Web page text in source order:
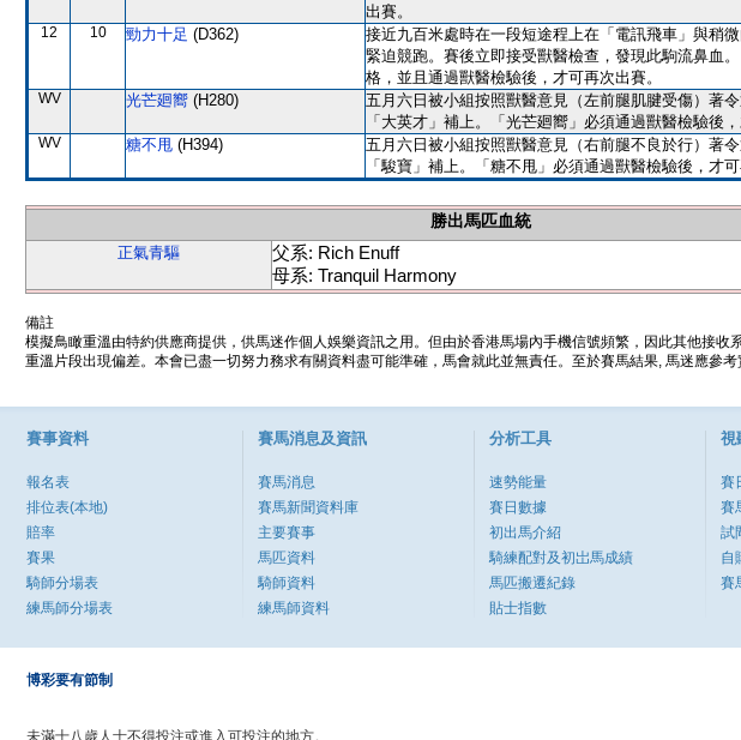
出賽。
12 10 勁力十足 (D362)
接近九百米處時在一段短途程上在「電訊飛車」與稍
緊迫競跑。賽後立即接受獸醫檢查，發現此駒流鼻血
格，並且通過獸醫檢驗後，才可再次出賽。
WV 光芒廻嚮 (H280)
五月六日被小組按照獸醫意見（左前腿肌腱受傷）著
「大英才」補上。「光芒廻嚮」必須通過獸醫檢驗後，
WV 糖不甩 (H394)
五月六日被小組按照獸醫意見（右前腿不良於行）著
「駿寶」補上。「糖不甩」必須通過獸醫檢驗後，才可
勝出馬匹血統
正氣青驅
父系: Rich Enuff
母系: Tranquil Harmony
備註
模擬鳥瞰重溫由特約供應商提供，供馬迷作個人娛樂資訊之用。但由於香港馬場內手機信號頻繁，因此其他接收
重溫片段出現偏差。本會已盡一切努力務求有關資料盡可能準確，馬會就此並無責任。至於賽馬結果, 馬迷應參考
賽事資料
報名表
排位表(本地)
賠率
賽果
騎師分場表
練馬師分場表
賽馬消息及資訊
賽馬消息
賽馬新聞資料庫
主要賽事
馬匹資料
騎師資料
練馬師資料
分析工具
速勢能量
賽日數據
初出馬介紹
騎練配對及初岀馬成績
馬匹搬遷紀錄
貼士指數
視
賽
賽
試
自
賽
博彩要有節制
未滿十八歲人士不得投注或進入可投注的地方。